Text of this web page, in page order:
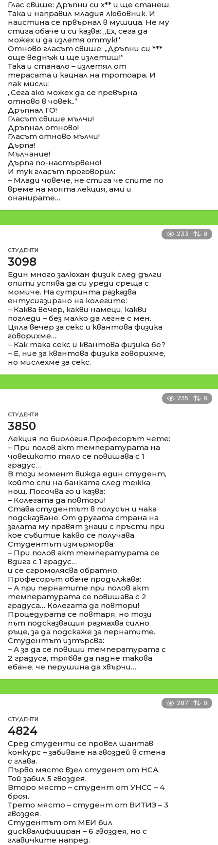
Глас свише: Дръпни си х** и ще станеш.
Така и направил младия любовник. И
наистина се првърнал в мушица. Не му
стига обаче и си казва: „Ех, сега да
можех и да излетя оттук!“
Отново гласът свише: „Дръпни си ***
още веднъж и ще излетиш!“
Така и станало – излетял от
терасата и кацнал на тротоара. И
пак мисли:
„Сега ако можех да се превърна
отново в човек..“
Дръпнал ГО!
Гласът свише мълчи!
Дръпнал отново!
Гласът отново мълчи!
Дърпа!
Мълчание!
Дърпа по-настървено!
И тук гласът проговорил:
– Млади човече, не стига че спите по
време на моята лекция, ами и
онанирате…
233 8
СТУДЕНТИ
3098
Един много залюхан физик след дълги
опити успява да си уреди среща с
момиче. На сутринта разказва
ентусиазирано на колегите:
– Каква вечер, какви намеци, какви
погледи – без малко да легне с мен.
Цяла вечер за секс и квантова физика
говорихме…
– Как така секс и квантова физика бе?
– Е, ние за квантова физика говорихме,
но мислехме за секс.
235 8
СТУДЕНТИ
3850
Лекция по биология.Професорът чете:
– При полов акт температурата на
човешкото тяло се повишава с 1
градус…
В този момент вижда един студент,
който спи на банката след тежка
нощ. Посочва го и казва:
– Колегата да повтори!
Става студентът в полусън и чака
подсказване. От другата страна на
залата му правят знаци с пръсти при
кое събитие какво се получава.
Студентът измърморва:
– При полов акт температурата се
вдига с 1 градус…
и се сгромолясва обратно.
Професорът обаче продължава:
– А при пернатите при полов акт
температурата се повишава с 2
градуса… Колегата да повтори!
Процедурата се повтаря, но този
път подсказващия размахва силно
ръце, за да подскаже за пернатите.
Студентът изтърсва:
– А за да се повиши температурата с
2 градуса, трябва да падне такова
ебане, че перушина да хвърчи…
287 8
СТУДЕНТИ
4824
Сред студенти се провел шантав
конкурс – забиване на гвоздей в стена
с глава.
Първо място взел студент от НСА.
Той забил 5 гвоздея.
Второ място – студент от УНСС – 4
броя.
Трето място – студент от ВИТИЗ – 3
гвоздея.
Студентът от МЕИ бил
дисквалифициран – 6 гвоздея, но с
главичките напред.